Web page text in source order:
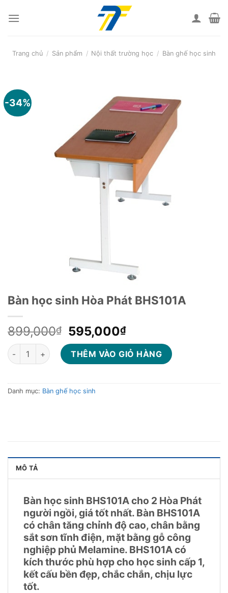
Trang chủ / Sản phẩm / Nội thất trường học / Bàn ghế học sinh
-34%
Bàn học sinh Hòa Phát BHS101A
899,000₫
Giá
gốc
là:
899,000₫.
595,000₫Giá
hiện
tại
là:
595,000₫.
Bàn học sinh Hòa Phát BHS101A số lượng
THÊM VÀO GIỎ HÀNG
Danh mục: Bàn ghế học sinh
MÔ TẢ
Bàn học sinh BHS101A cho 2 Hòa Phát
người ngồi, giá tốt nhất. Bàn BHS101A
có chân tăng chỉnh độ cao, chân bằng
sắt sơn tĩnh điện, mặt bằng gỗ công
nghiệp phủ Melamine. BHS101A có
kích thước phù hợp cho học sinh cấp 1,
kết cấu bền đẹp, chắc chắn, chịu lực
tốt.